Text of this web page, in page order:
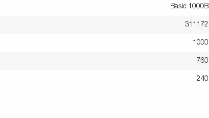
Basic 1000B
311172
1000
760
240